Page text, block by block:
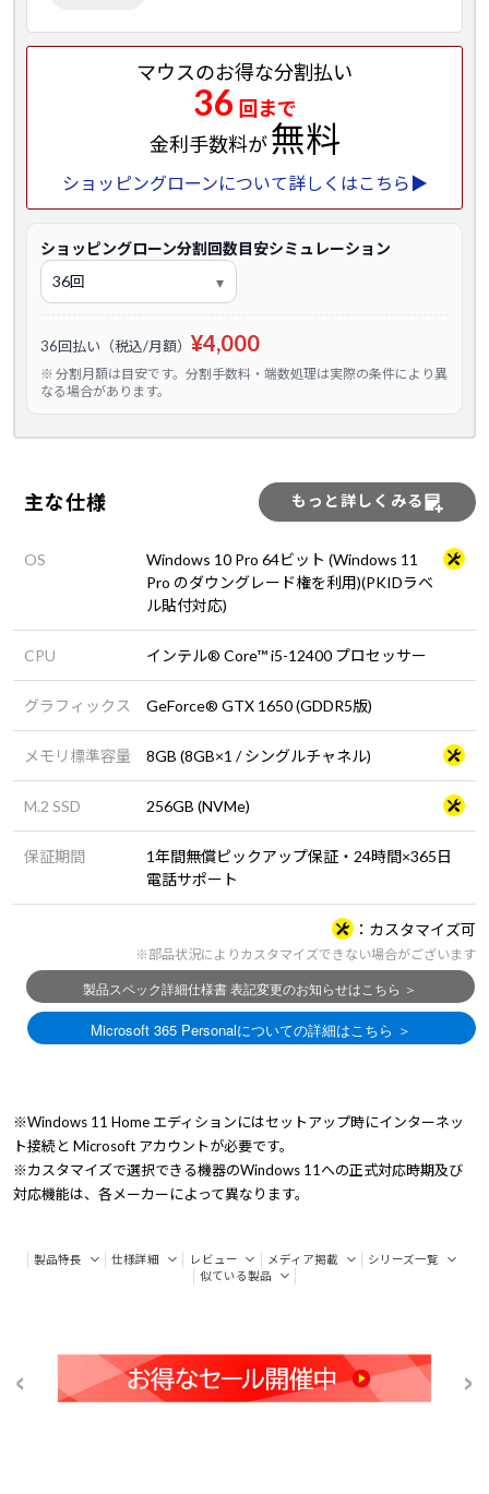
マウスのお得な分割払い
36 回まで
金利手数料が無料
ショッピングローンについて詳しくはこちら▶
ショッピングローン分割回数目安シミュレーション
36回払い（税込/月額） ¥4,000
※ 分割月額は目安です。分割手数料・端数処理は実際の条件により異
なる場合があります。
主な仕様 もっと詳しくみる
OS
Windows 10 Pro 64ビット (Windows 11
Pro のダウングレード権を利用)(PKIDラベ
ル貼付対応)
CPU インテル® Core™ i5-12400 プロセッサー
グラフィックス GeForce® GTX 1650 (GDDR5版)
メモリ標準容量 8GB (8GB×1 / シングルチャネル)
M.2 SSD 256GB (NVMe)
保証期間
1年間無償ピックアップ保証・24時間×365日
電話サポート
カスタマイズ可
※部品状況によりカスタマイズできない場合がございます
※Windows 11 Home エディションにはセットアップ時にインターネッ
ト接続と Microsoft アカウントが必要です。
※カスタマイズで選択できる機器のWindows 11への正式対応時期及び
対応機能は、各メーカーによって異なります。
製品特長 仕様詳細 レビュー メディア掲載
シリーズ一覧
似ている製品